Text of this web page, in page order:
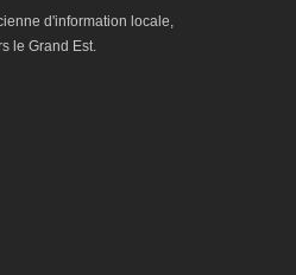
d'information locale,
le Grand Est.